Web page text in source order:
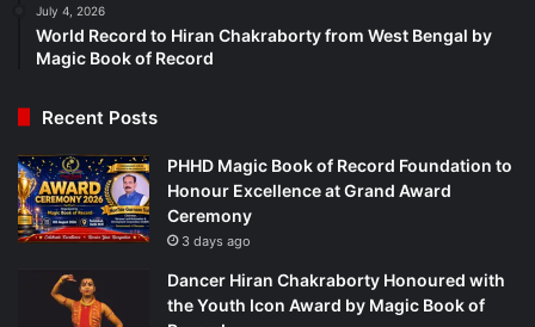
July 4, 2026
World Record to Hiran Chakraborty from West Bengal by
Magic Book of Record
Recent Posts
PHHD Magic Book of Record Foundation to
Honour Excellence at Grand Award
Ceremony
3 days ago
Dancer Hiran Chakraborty Honoured with
the Youth Icon Award by Magic Book of